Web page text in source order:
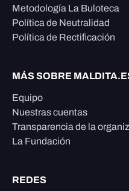
Metodología La Buloteca
Política de Neutralidad
Política de Rectificación
MÁS SOBRE
Equipo
Nuestras cuentas
Transparencia de la
La Fundación
REDES